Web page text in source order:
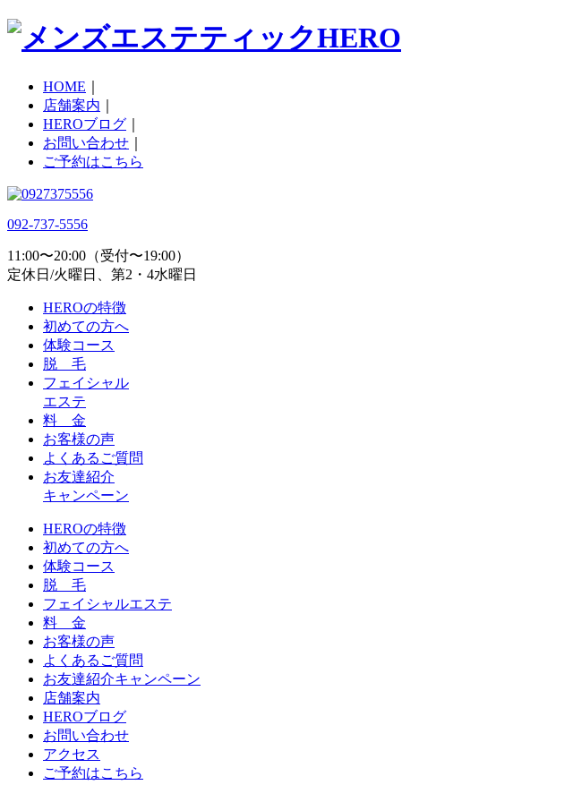
HOME
店舗案内
HEROブログ
お問い合わせ
ご予約はこちら
092-737-5556
11:00〜20:00（受付〜19:00）
定休日/火曜日、第2・4水曜日
HEROの特徴
初めての方へ
体験コース
脱 毛
フェイシャル
エステ
料 金
お客様の声
よくあるご質問
お友達紹介
キャンペーン
HEROの特徴
初めての方へ
体験コース
脱 毛
フェイシャルエステ
料 金
お客様の声
よくあるご質問
お友達紹介キャンペーン
店舗案内
HEROブログ
お問い合わせ
アクセス
ご予約はこちら